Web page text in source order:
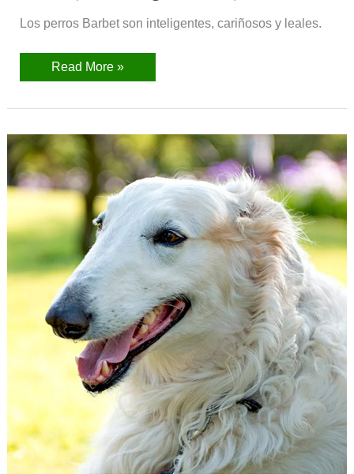
Los perros Barbet son inteligentes, cariñosos y leales.
Read More »
Borzoi
(Wolfhound)